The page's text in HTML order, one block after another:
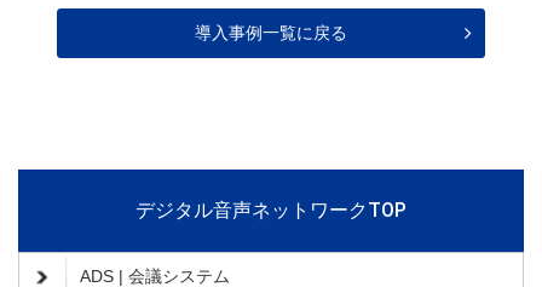
導入事例一覧に戻る
デジタル音声ネットワークTOP
ADS | 会議システム